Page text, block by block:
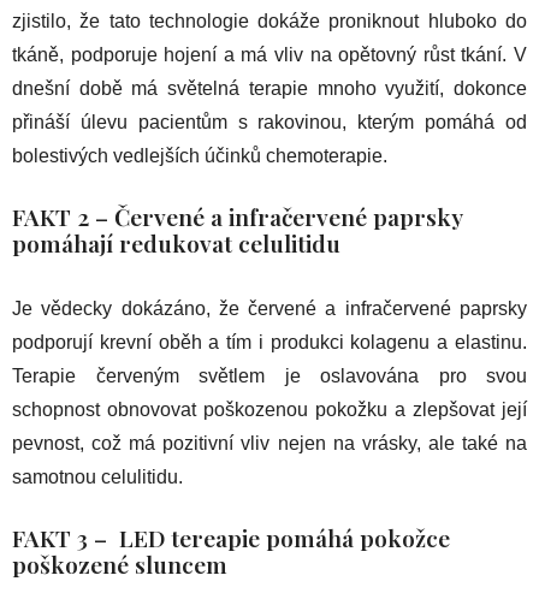
zjistilo, že tato technologie dokáže proniknout hluboko do
tkáně, podporuje hojení a má vliv na opětovný růst tkání. V
dnešní době má světelná terapie mnoho využití, dokonce
přináší úlevu pacientům s rakovinou, kterým pomáhá od
bolestivých vedlejších účinků chemoterapie.
FAKT 2 – Červené a infračervené paprsky
pomáhají redukovat celulitidu
Je vědecky dokázáno, že červené a infračervené paprsky
podporují krevní oběh a tím i produkci kolagenu a elastinu.
Terapie červeným světlem je oslavována pro svou
schopnost obnovovat poškozenou pokožku a zlepšovat její
pevnost, což má pozitivní vliv nejen na vrásky, ale také na
samotnou celulitidu.
FAKT 3 – LED tereapie pomáhá pokožce
poškozené sluncem